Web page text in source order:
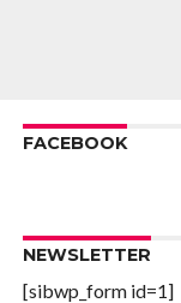
FACEBOOK
NEWSLETTER
[sibwp_form id=1]